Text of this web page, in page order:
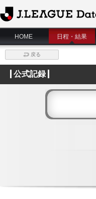
J.League Data Site
HOME
日程・結果
戻る
公式記録